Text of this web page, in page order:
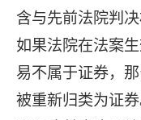
含与先前法院判
如果法院在法案
易不属于证券，
被重新归类为证券